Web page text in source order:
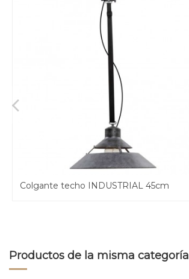
Colgante techo INDUSTRIAL 45cm
Productos de la misma categoría